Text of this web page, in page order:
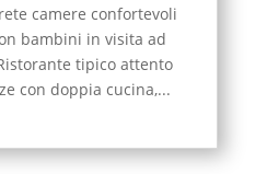
camere confortevoli
bambini in visita ad
tipico attento
con doppia cucina,...